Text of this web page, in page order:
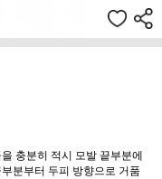
충분히 적시 모발 끝부분에
분부터 두피 방향으로 거품